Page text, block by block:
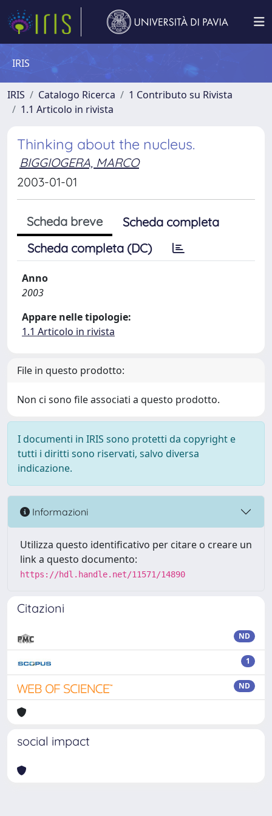
IRIS
IRIS Catalogo Ricerca
1 Contributo su Rivista
1.1 Articolo in rivista
Thinking about the nucleus.
BIGGIOGERA, MARCO
2003-01-01
Scheda breve
Scheda completa
Scheda completa (DC)
Anno
2003
Appare nelle tipologie:
1.1 Articolo in rivista
File in questo prodotto:
Non ci sono file associati a questo prodotto.
I documenti in IRIS sono protetti da copyright e
tutti i diritti sono riservati, salvo diversa
indicazione.
Informazioni
Utilizza questo identificativo per citare o creare un
link a questo documento:
https://hdl.handle.net/11571/14890
Citazioni
ND
1
ND
social impact